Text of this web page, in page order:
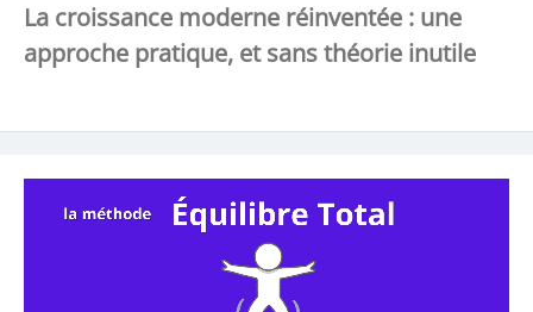
La croissance moderne réinventée : une
approche pratique, et sans théorie inutile